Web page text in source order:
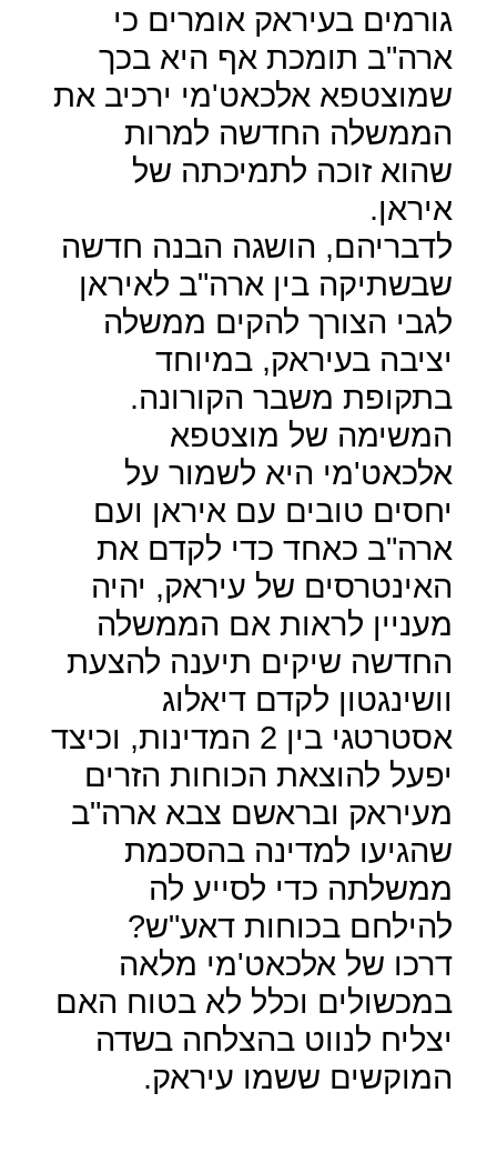
גורמים בעיראק אומרים כי
ארה"ב תומכת אף היא בכך
שמוצטפא אלכאט'מי ירכיב את
הממשלה החדשה למרות
שהוא זוכה לתמיכתה של
איראן.
לדבריהם, הושגה הבנה חדשה
שבשתיקה בין ארה"ב לאיראן
לגבי הצורך להקים ממשלה
יציבה בעיראק, במיוחד
בתקופת משבר הקורונה.
המשימה של מוצטפא
אלכאט'מי היא לשמור על
יחסים טובים עם איראן ועם
ארה"ב כאחד כדי לקדם את
האינטרסים של עיראק, יהיה
מעניין לראות אם הממשלה
החדשה שיקים תיענה להצעת
וושינגטון לקדם דיאלוג
אסטרטגי בין 2 המדינות, וכיצד
יפעל להוצאת הכוחות הזרים
מעיראק ובראשם צבא ארה"ב
שהגיעו למדינה בהסכמת
ממשלתה כדי לסייע לה
להילחם בכוחות דאע"ש?
דרכו של אלכאט'מי מלאה
במכשולים וכלל לא בטוח האם
יצליח לנווט בהצלחה בשדה
המוקשים ששמו עיראק.